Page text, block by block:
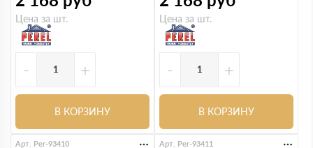
Цена за шт.
- +
В КОРЗИНУ
Цена за шт.
- +
В КОРЗИНУ
Арт. Per-93410 Арт. Per-93411